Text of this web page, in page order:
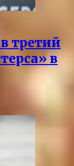
третий
в